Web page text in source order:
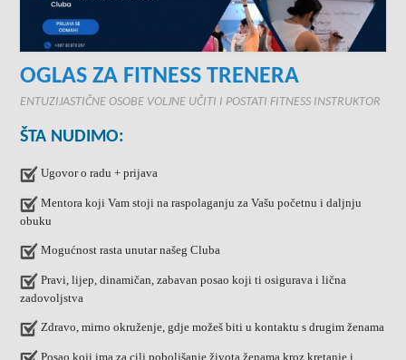
OGLAS ZA FITNESS TRENERA
ENTUZIJASTIČNE OSOBE VOLJNE UČITI I POSTATI FITNESS INSTRUKTOR
ŠTA NUDIMO:
Ugovor o radu + prijava
Mentora koji Vam stoji na raspolaganju za Vašu početnu i daljnju
obuku
Mogućnost rasta unutar našeg Cluba
Pravi, lijep, dinamičan, zabavan posao koji ti osigurava i lična
zadovoljstva
Zdravo, mirno okruženje, gdje možeš biti u kontaktu s drugim ženama
Posao koji ima za cilj poboljšanje života ženama kroz kretanje i